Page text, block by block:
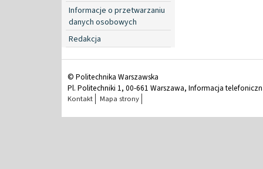
Informacje o przetwarzaniu
danych osobowych
Redakcja
© Politechnika Warszawska
Pl. Politechniki 1, 00-661 Warszawa, Informacja
Kontakt Mapa strony